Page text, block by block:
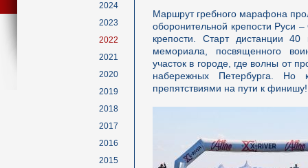
2024
2023
2022
2021
2020
2019
2018
2017
2016
2015
Маршрут гребного марафона
оборонительной крепости Руси
крепости. Старт дистанции
мемориала, посвященного
участок в городе, где волны от
набережных Петербурга. Но
препятствиями на пути к финишу!